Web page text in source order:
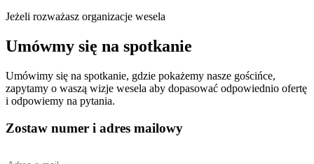
Jeżeli rozważasz organizacje wesela
Umówmy się na spotkanie
Umówimy się na spotkanie, gdzie pokażemy nasze gościńce,
zapytamy o waszą wizje wesela aby dopasować odpowiednio ofertę
i odpowiemy na pytania.
Zostaw numer i adres mailowy